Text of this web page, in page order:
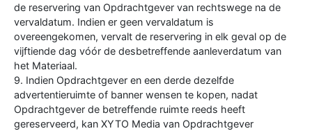
de reservering van Opdrachtgever van rechtswege na de
vervaldatum. Indien er geen vervaldatum is
overeengekomen, vervalt de reservering in elk geval op de
vijftiende dag vóór de desbetreffende aanleverdatum van
het Materiaal.
9. Indien Opdrachtgever en een derde dezelfde
advertentieruimte of banner wensen te kopen, nadat
Opdrachtgever de betreffende ruimte reeds heeft
gereserveerd, kan XYTO Media van Opdrachtgever